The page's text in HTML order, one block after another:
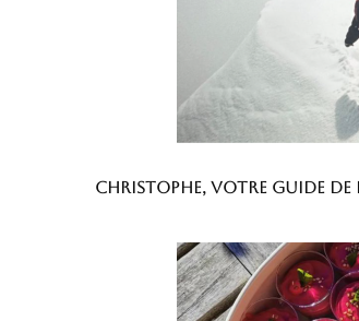
Christophe, votre guide de